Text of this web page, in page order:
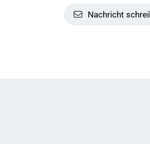
Nachricht